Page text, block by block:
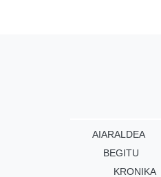
AIARALDEA
BEGITU
KRONIKA